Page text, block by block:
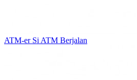
ATM-er Si ATM Berjalan